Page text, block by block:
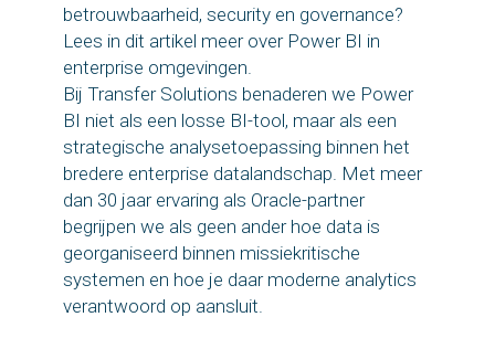
betrouwbaarheid, security en governance?
Lees in dit artikel meer over Power BI in
enterprise omgevingen.
Bij Transfer Solutions benaderen we Power
BI niet als een losse BI-tool, maar als een
strategische analysetoepassing binnen het
bredere enterprise datalandschap. Met meer
dan 30 jaar ervaring als Oracle-partner
begrijpen we als geen ander hoe data is
georganiseerd binnen missiekritische
systemen en hoe je daar moderne analytics
verantwoord op aansluit.